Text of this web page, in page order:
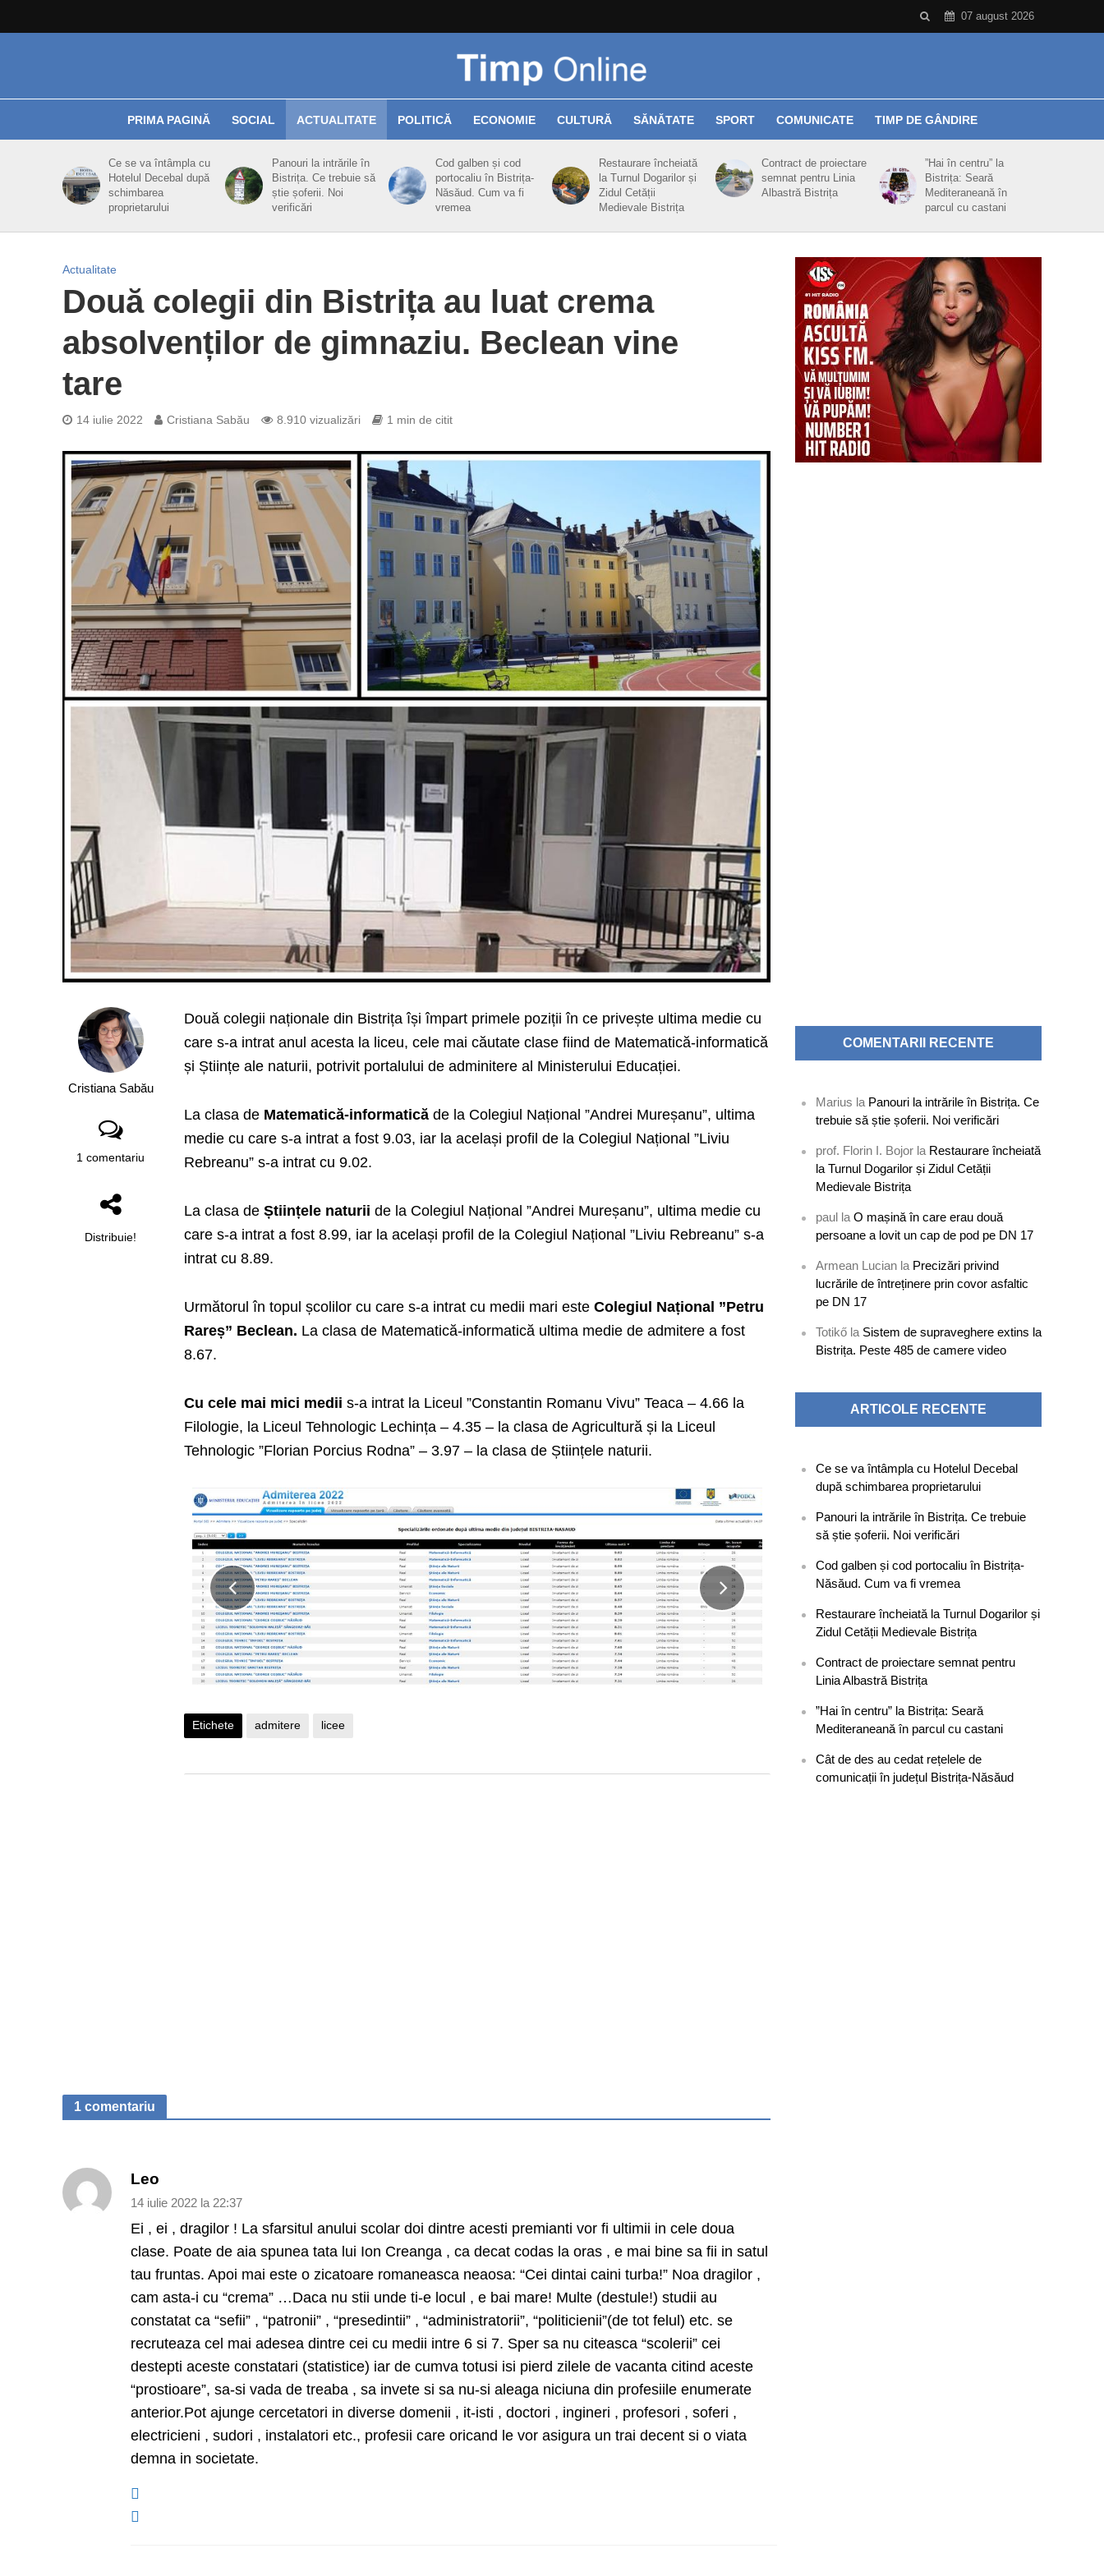
07 august 2026
PRIMA PAGINĂ SOCIAL ACTUALITATE POLITICĂ ECONOMIE CULTURĂ SĂNĂTATE SPORT COMUNICATE TIMP DE GÂNDIRE
Ce se va întâmpla cu
Hotelul Decebal după
schimbarea
proprietarului
Panouri la intrările în
Bistrița. Ce trebuie să
știe șoferii. Noi
verificări
Cod galben și cod
portocaliu în Bistrița-
Năsăud. Cum va fi
vremea
Restaurare încheiată
la Turnul Dogarilor și
Zidul Cetății
Medievale Bistrița
Contract de proiectare
semnat pentru Linia
Albastră Bistrița
”Hai în centru” la
Bistrița: Seară
Mediteraneană în
parcul cu castani
Actualitate
Două colegii din Bistrița au luat crema
absolvenților de gimnaziu. Beclean vine
tare
14 iulie 2022 Cristiana Sabău 8.910 vizualizări 1 min de citit
Cristiana Sabău
1 comentariu
Distribuie!
Două colegii naționale din Bistrița își împart primele poziții în ce privește ultima medie cu
care s-a intrat anul acesta la liceu, cele mai căutate clase fiind de Matematică-informatică
și Științe ale naturii, potrivit portalului de adminitere al Ministerului Educației.
La clasa de Matematică-informaticăde la Colegiul Național ”Andrei Mureșanu”, ultima
medie cu care s-a intrat a fost 9.03, iar la același profil de la Colegiul Național ”Liviu
Rebreanu” s-a intrat cu 9.02.
La clasa deȘtiințele naturiide la Colegiul Național ”Andrei Mureșanu”, ultima medie cu
care s-a intrat a fost 8.99, iar la același profil de la Colegiul Național ”Liviu Rebreanu” s-a
intrat cu 8.89.
Următorul în topul școlilor cu care s-a intrat cu medii mari este Colegiul Național ”Petru
Rareș” Beclean. La clasa de Matematică-informatică ultima medie de admitere a fost
8.67.
Cu cele mai mici mediis-a intrat la Liceul ”Constantin Romanu Vivu” Teaca – 4.66 la
Filologie, la Liceul Tehnologic Lechința – 4.35 – la clasa de Agricultură și la Liceul
Tehnologic ”Florian Porcius Rodna” – 3.97 – la clasa de Științele naturii.
Etichete admitere licee
1 comentariu
Leo
14 iulie 2022 la 22:37
Ei , ei , dragilor ! La sfarsitul anului scolar doi dintre acesti premianti vor fi ultimii in cele doua
clase. Poate de aia spunea tata lui Ion Creanga , ca decat codas la oras , e mai bine sa fii in satul
tau fruntas. Apoi mai este o zicatoare romaneasca neaosa: “Cei dintai caini turba!” Noa dragilor ,
cam asta-i cu “crema” …Daca nu stii unde ti-e locul , e bai mare! Multe (destule!) studii au
constatat ca “sefii” , “patronii” , “presedintii” , “administratorii”, “politicienii”(de tot felul) etc. se
recruteaza cel mai adesea dintre cei cu medii intre 6 si 7. Sper sa nu citeasca “scolerii” cei
destepti aceste constatari (statistice) iar de cumva totusi isi pierd zilele de vacanta citind aceste
“prostioare”, sa-si vada de treaba , sa invete si sa nu-si aleaga niciuna din profesiile enumerate
anterior.Pot ajunge cercetatori in diverse domenii , it-isti , doctori , ingineri , profesori , soferi ,
electricieni , sudori , instalatori etc., profesii care oricand le vor asigura un trai decent si o viata
demna in societate.
COMENTARII RECENTE
Marius la Panouri la intrările în Bistrița. Ce
trebuie să știe șoferii. Noi verificări
prof. Florin I. Bojor la Restaurare încheiată
la Turnul Dogarilor și Zidul Cetății
Medievale Bistrița
paul laO mașină în care erau două
persoane a lovit un cap de pod pe DN 17
Armean Lucian la Precizări privind
lucrările de întreținere prin covor asfaltic
pe DN 17
Totikő la Sistem de supraveghere extins la
Bistrița. Peste 485 de camere video
ARTICOLE RECENTE
Ce se va întâmpla cu Hotelul Decebal
după schimbarea proprietarului
Panouri la intrările în Bistrița. Ce trebuie
să știe șoferii. Noi verificări
Cod galben și cod portocaliu în Bistrița-
Năsăud. Cum va fi vremea
Restaurare încheiată la Turnul Dogarilor și
Zidul Cetății Medievale Bistrița
Contract de proiectare semnat pentru
Linia Albastră Bistrița
”Hai în centru” la Bistrița: Seară
Mediteraneană în parcul cu castani
Cât de des au cedat rețelele de
comunicații în județul Bistrița-Năsăud